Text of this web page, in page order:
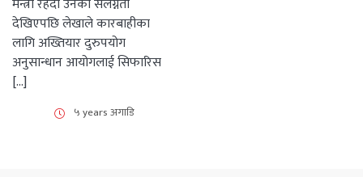
मन्त्री रहँदा उनको संलग्नता
देखिएपछि लेखाले कारबाहीका
लागि अख्तियार दुरुपयोग
अनुसान्धान आयोगलाई सिफारिस
[…]
५ years अगाडि